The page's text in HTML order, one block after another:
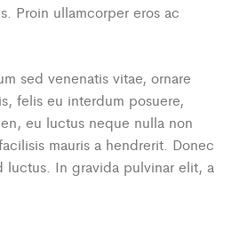
Proin ullamcorper eros ac
sed venenatis vitae, ornare
felis eu interdum posuere,
eu luctus neque nulla non
mauris a hendrerit. Donec
luctus. In gravida pulvinar elit, a